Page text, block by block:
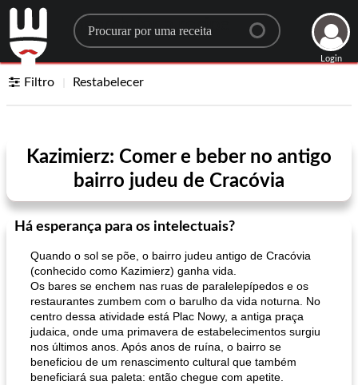
Search for a recipe
Login
Filtro Restabelecer
Kazimierz: Comer e beber no antigo
bairro judeu de Cracóvia
Há esperança para os intelectuais?
Quando o sol se põe, o bairro judeu antigo de Cracóvia
(conhecido como Kazimierz) ganha vida.
Os bares se enchem nas ruas de paralelepípedos e os
restaurantes zumbem com o barulho da vida noturna. No
centro dessa atividade está Plac Nowy, a antiga praça
judaica, onde uma primavera de estabelecimentos surgiu
nos últimos anos. Após anos de ruína, o bairro se
beneficiou de um renascimento cultural que também
beneficiará sua paleta: então chegue com apetite.